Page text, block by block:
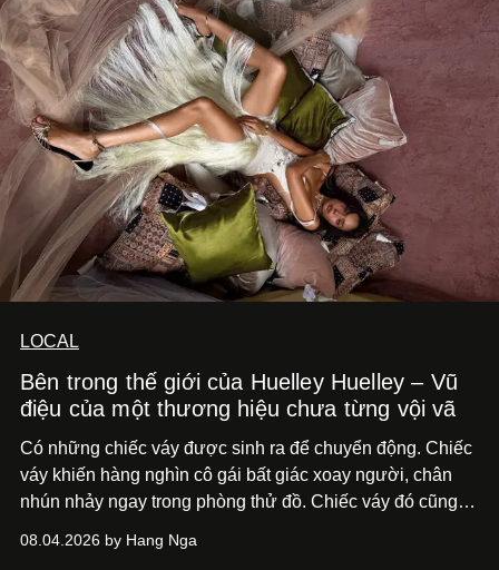
LOCAL
Bên trong thế giới của Huelley Huelley – Vũ
điệu của một thương hiệu chưa từng vội vã
Có những chiếc váy được sinh ra để chuyển động. Chiếc
váy khiến hàng nghìn cô gái bất giác xoay người, chân
nhún nhảy ngay trong phòng thử đồ. Chiếc váy đó cũng
bước thẳng vào ống kính của giới mộ điệu quốc tế.
08.04.2026 by Hang Nga